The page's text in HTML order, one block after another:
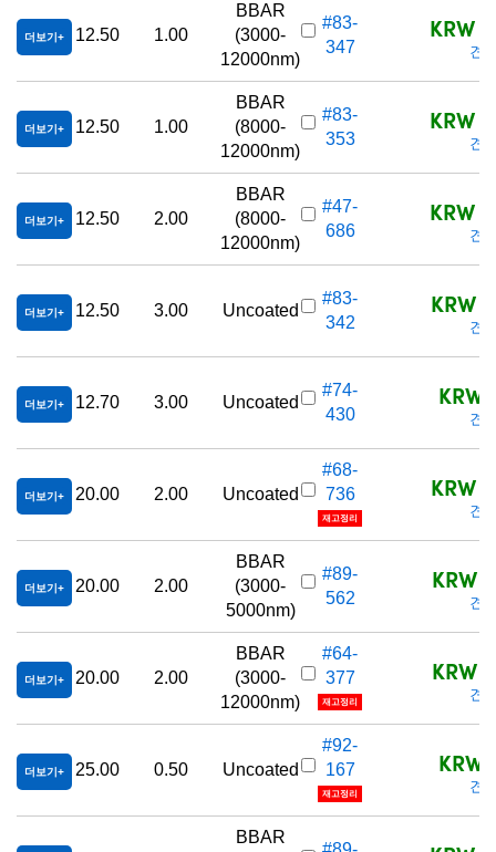
더보기 12.50 1.00
BBAR
(3000-
12000nm)
#83-
347
KRW
견
더보기 12.50 1.00
BBAR
(8000-
12000nm)
#83-
353
KRW
견
더보기 12.50 2.00
BBAR
(8000-
12000nm)
#47-
686
KRW
견
더보기 12.50 3.00 Uncoated
#83-
342
KRW
견
더보기 12.70 3.00 Uncoated
#74-
430
KRW
견
더보기 20.00 2.00 Uncoated
#68-
736
재고정리
KRW
견
더보기 20.00 2.00
BBAR
(3000-
5000nm)
#89-
562
KRW
견
더보기 20.00 2.00
BBAR
(3000-
12000nm)
#64-
377
재고정리
KRW
견
더보기 25.00 0.50 Uncoated
#92-
167
재고정리
KRW
견
BBAR